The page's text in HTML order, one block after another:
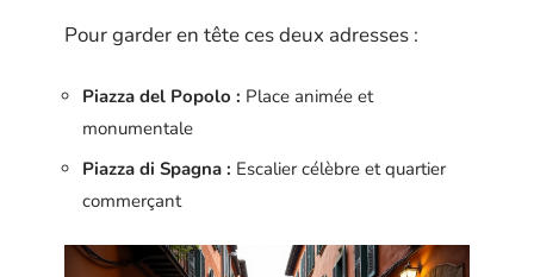
Pour garder en tête ces deux adresses :
Piazza del Popolo : Place animée et
monumentale
Piazza di Spagna : Escalier célèbre et quartier
commerçant